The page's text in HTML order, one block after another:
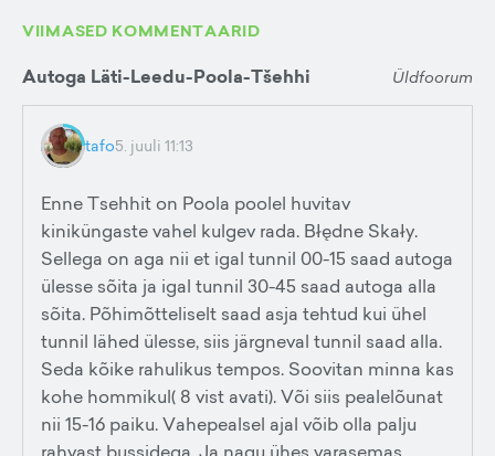
VIIMASED KOMMENTAARID
Autoga Läti-Leedu-Poola-Tšehhi Üldfoorum
tafo5. juuli 11:13
Enne Tsehhit on Poola poolel huvitav
kiniküngaste vahel kulgev rada. Błędne Skały.
Sellega on aga nii et igal tunnil 00-15 saad autoga
ülesse sõita ja igal tunnil 30-45 saad autoga alla
sõita. Põhimõtteliselt saad asja tehtud kui ühel
tunnil lähed ülesse, siis järgneval tunnil saad alla.
Seda kõike rahulikus tempos. Soovitan minna kas
kohe hommikul( 8 vist avati). Või siis pealelõunat
nii 15-16 paiku. Vahepealsel ajal võib olla palju